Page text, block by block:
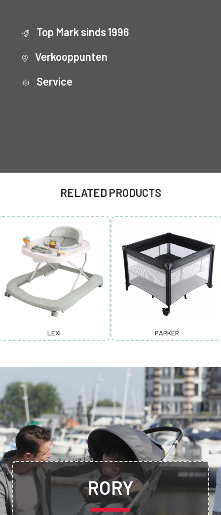
Top Mark sinds 1996
Verkooppunten
Service
RELATED PRODUCTS
LEXI PARKER
RORY